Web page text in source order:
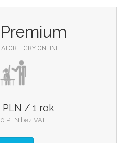
+ GRY ONLINE
PLN / 1 rok
PLN bez VAT